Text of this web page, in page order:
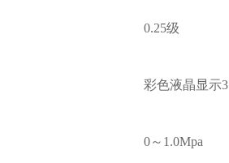
0.25级
彩色液晶显示
0～1.0Mpa